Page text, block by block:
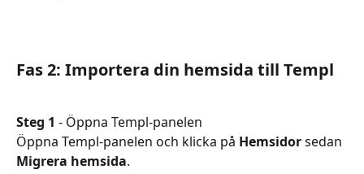
Fas 2: Importera din hemsida till Templ
Steg 1 - Öppna Templ-panelen
Öppna Templ-panelen och klicka på Hemsidor sedan
Migrera hemsida.